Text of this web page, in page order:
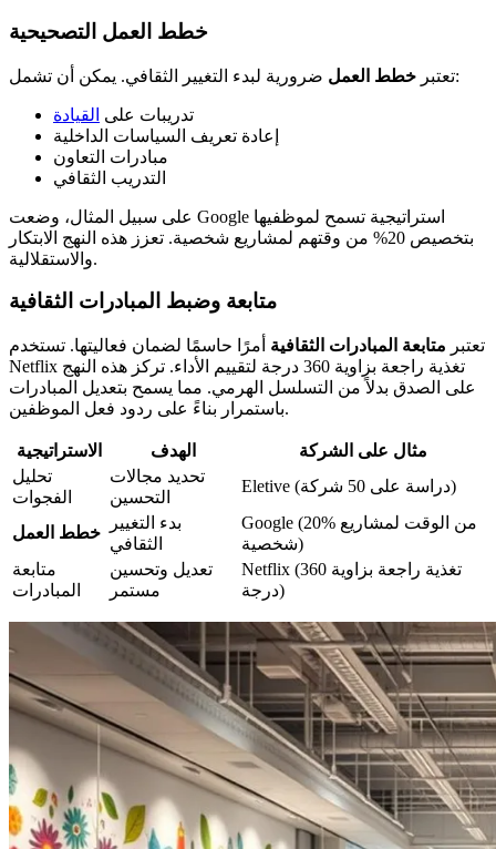
خطط العمل التصحيحية
تعتبر خطط العمل ضرورية لبدء التغيير الثقافي. يمكن أن تشمل:
تدريبات على القيادة
إعادة تعريف السياسات الداخلية
مبادرات التعاون
التدريب الثقافي
على سبيل المثال، وضعت Google استراتيجية تسمح لموظفيها
بتخصيص 20% من وقتهم لمشاريع شخصية. تعزز هذه النهج الابتكار
والاستقلالية.
متابعة وضبط المبادرات الثقافية
تعتبر متابعة المبادرات الثقافية أمرًا حاسمًا لضمان فعاليتها. تستخدم
Netflix تغذية راجعة بزاوية 360 درجة لتقييم الأداء. تركز هذه النهج
على الصدق بدلاً من التسلسل الهرمي. مما يسمح بتعديل المبادرات
باستمرار بناءً على ردود فعل الموظفين.
الاستراتيجية الهدف
مثال على الشركة
تحليل
الفجوات
تحديد مجالات
التحسين
Eletive (دراسة على 50 شركة)
خطط العمل
بدء التغيير
الثقافي
Google (20% من الوقت لمشاريع
شخصية)
متابعة
المبادرات
تعديل وتحسين
مستمر
Netflix (تغذية راجعة بزاوية 360
درجة)